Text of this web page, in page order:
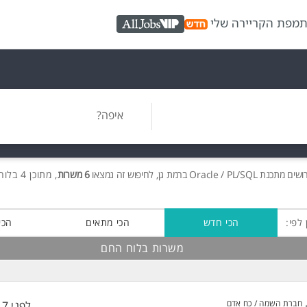
מפת הקריירה שלי AllJobs VIP
איפה?
מתכנת Oracle / PL/SQL ברמת גן, לחיפוש זה נמצאו 6 משרות , מתוכן 4 בלוח החם חינם!
לפי: הכי חדש הכי מתאים
משרות בלוח החם
חברת השמה / כח אדם